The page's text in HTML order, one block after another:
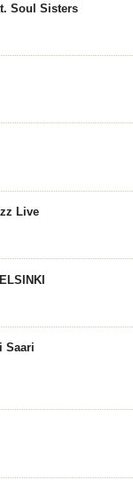
Soul Sisters
Live
Saari